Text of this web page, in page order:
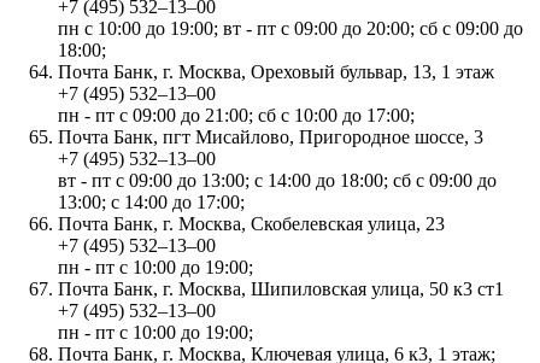
+7 (495) 532‒13‒00
пн с 10:00 до 19:00; вт - пт с 09:00 до 20:00; сб с 09:00 до
18:00;
Почта Банк, г. Москва, Ореховый бульвар, 13, 1 этаж
+7 (495) 532‒13‒00
пн - пт с 09:00 до 21:00; сб с 10:00 до 17:00;
Почта Банк, пгт Мисайлово, Пригородное шоссе, 3
+7 (495) 532‒13‒00
вт - пт с 09:00 до 13:00; с 14:00 до 18:00; сб с 09:00 до
13:00; с 14:00 до 17:00;
Почта Банк, г. Москва, Скобелевская улица, 23
+7 (495) 532‒13‒00
пн - пт с 10:00 до 19:00;
Почта Банк, г. Москва, Шипиловская улица, 50 к3 ст1
+7 (495) 532‒13‒00
пн - пт с 10:00 до 19:00;
Почта Банк, г. Москва, Ключевая улица, 6 к3, 1 этаж;